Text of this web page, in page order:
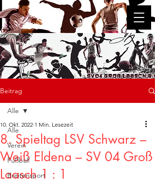
SV 04 Groß Laasch e.V.
Beitrag
Alle
Verein
Fußball
Breitensport
Alle
8. Spieltag LSV Schwarz –
Weiß Eldena – SV 04 Groß
Laasch 1 : 1
10. Okt. 2022 1 Min. Lesezeit